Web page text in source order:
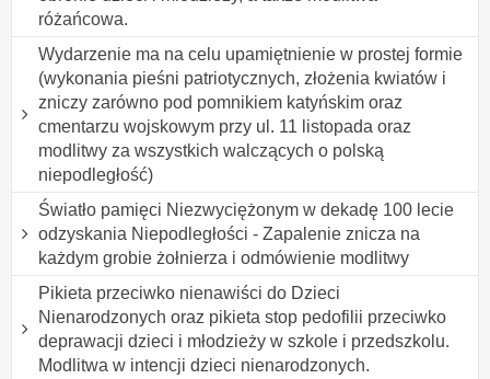
różańcowa.
Wydarzenie ma na celu upamiętnienie w prostej formie
(wykonania pieśni patriotycznych, złożenia kwiatów i
zniczy zarówno pod pomnikiem katyńskim oraz
cmentarzu wojskowym przy ul. 11 listopada oraz
modlitwy za wszystkich walczących o polską
niepodległość)
Światło pamięci Niezwyciężonym w dekadę 100 lecie
odzyskania Niepodległości - Zapalenie znicza na
każdym grobie żołnierza i odmówienie modlitwy
Pikieta przeciwko nienawiści do Dzieci
Nienarodzonych oraz pikieta stop pedofilii przeciwko
deprawacji dzieci i młodzieży w szkole i przedszkolu.
Modlitwa w intencji dzieci nienarodzonych.